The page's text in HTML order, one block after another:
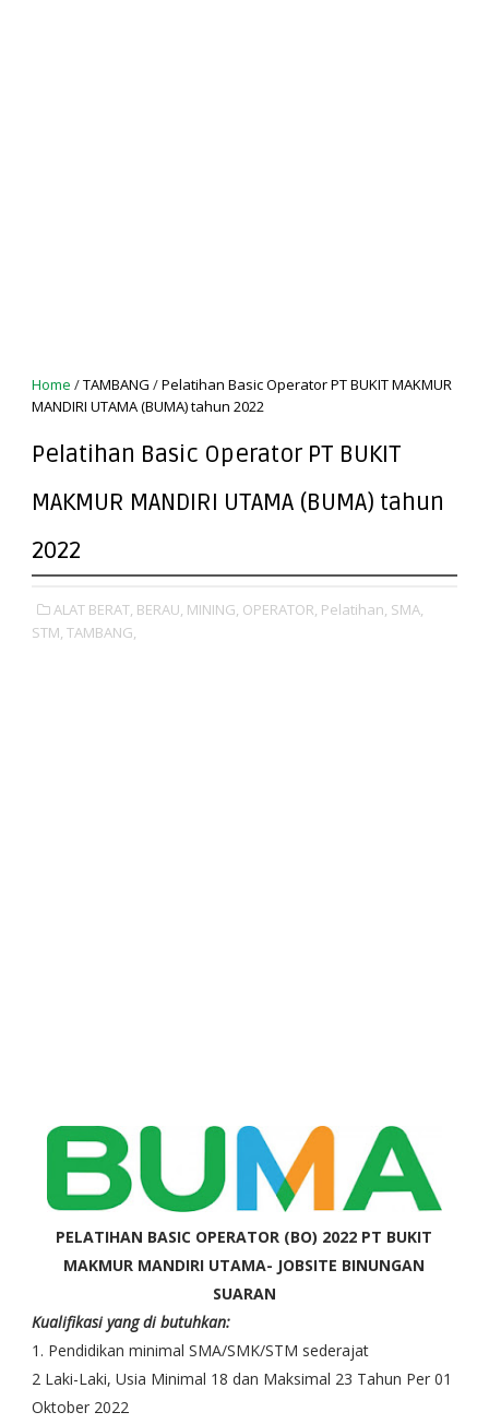
Home /TAMBANG /Pelatihan Basic Operator PT BUKIT MAKMUR
MANDIRI UTAMA (BUMA) tahun 2022
Pelatihan Basic Operator PT BUKIT
MAKMUR MANDIRI UTAMA (BUMA) tahun
2022
ALAT BERAT, BERAU, MINING, OPERATOR, Pelatihan, SMA,
STM, TAMBANG,
PELATIHAN BASIC OPERATOR (BO) 2022 PT BUKIT
MAKMUR MANDIRI UTAMA- JOBSITE BINUNGAN
SUARAN
Kualifikasi yang di butuhkan:
1. Pendidikan minimal SMA/SMK/STM sederajat
2 Laki-Laki, Usia Minimal 18 dan Maksimal 23 Tahun Per 01
Oktober 2022